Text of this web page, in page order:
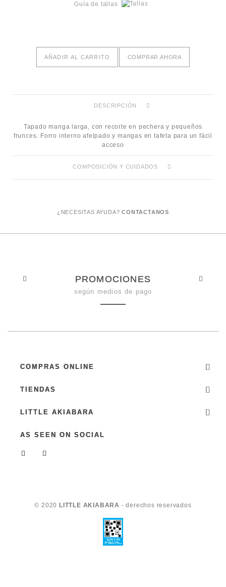
Guía de tallas
AÑADIR AL CARRITO COMPRAR AHORA
DESCRIPCIÓN
Tapado manga larga, con recorte en pechera y pequeños
frunces. Forro interno afelpado y mangas en tafeta para un fácil
acceso
COMPOSICIÓN Y CUIDADOS
¿NECESITAS AYUDA?CONTACTANOS
PROMOCIONES
según medios de pago
COMPRAS ONLINE
TIENDAS
LITTLE AKIABARA
AS SEEN ON SOCIAL
© 2020 LITTLE AKIABARA - derechos reservados